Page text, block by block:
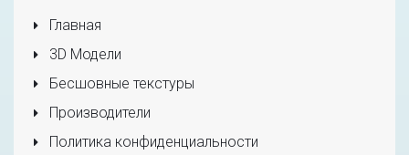
Главная
3D Модели
Бесшовные текстуры
Производители
Политика конфиденциальности